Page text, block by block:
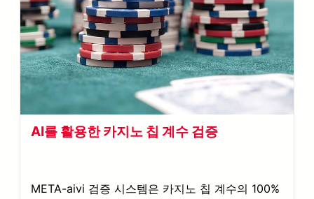
AI를 활용한 카지노 칩 계수 검증
META-aivi 검증 시스템은 카지노 칩 계수의 100%